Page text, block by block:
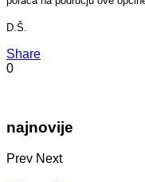
D.Š.
Share
0
najnovije
Prev Next